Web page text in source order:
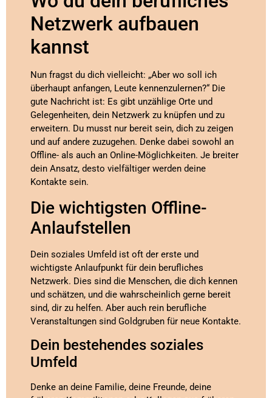
Netzwerk aufbauen
kannst
Nun fragst du dich vielleicht: „Aber wo soll ich
überhaupt anfangen, Leute kennenzulernen?“ Die
gute Nachricht ist: Es gibt unzählige Orte und
Gelegenheiten, dein Netzwerk zu knüpfen und zu
erweitern. Du musst nur bereit sein, dich zu zeigen
und auf andere zuzugehen. Denke dabei sowohl an
Offline- als auch an Online-Möglichkeiten. Je breiter
dein Ansatz, desto vielfältiger werden deine
Kontakte sein.
Die wichtigsten Offline-
Anlaufstellen
Dein soziales Umfeld ist oft der erste und
wichtigste Anlaufpunkt für dein berufliches
Netzwerk. Dies sind die Menschen, die dich kennen
und schätzen, und die wahrscheinlich gerne bereit
sind, dir zu helfen. Aber auch rein berufliche
Veranstaltungen sind Goldgruben für neue Kontakte.
Dein bestehendes soziales
Umfeld
Denke an deine Familie, deine Freunde, deine